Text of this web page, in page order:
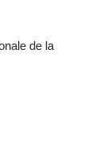
de la